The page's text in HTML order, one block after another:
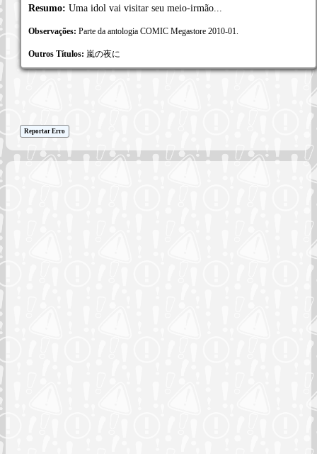
Resumo: Uma idol vai visitar seu meio-irmão...
Observações: Parte da antologia COMIC Megastore 2010-01.
Outros Títulos: 嵐の夜に
Reportar Erro